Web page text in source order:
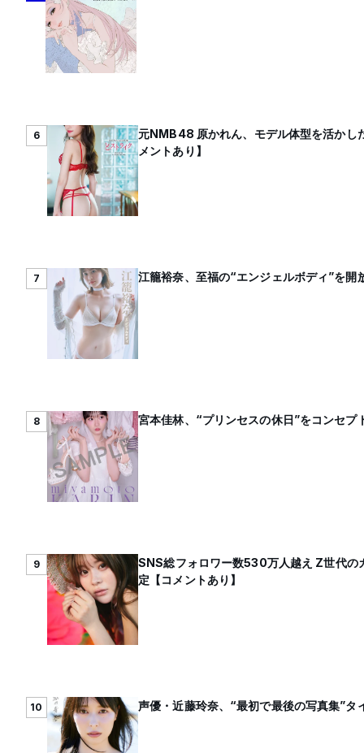
6
元NMB48 原かれん、モデル体型を活かし
メントあり】
7 江籠裕奈、至福の“エンジェルボディ”を
8 宮本佳林、“プリンセスの休日”をコンセ
9
SNS総フォロワー数530万人越え Z世代の
定【コメントあり】
10 声優・近藤玲奈、“最初で最後の写真集”